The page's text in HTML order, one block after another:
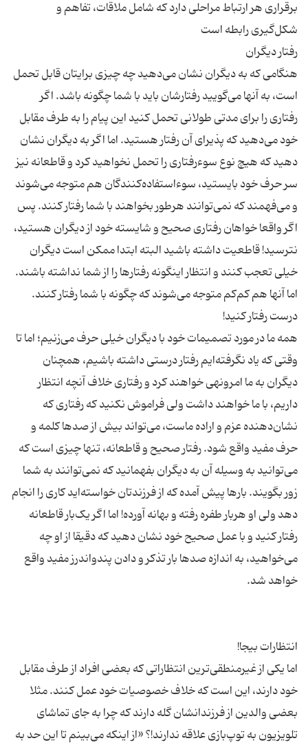
برقراری هر ارتباط مراحلی دارد که شامل ملاقات، تفاهم و
هنگامی که به دیگران نشان می‌دهید چه چیزی برایتان قابل تحمل
است، به آنها می‌گویید رفتارشان باید با شما چگونه باشد. اگر
رفتاری را برای مدتی طولانی تحمل کنید این پیام را به طرف مقابل
خود می‌دهید که پذیرای آن رفتار هستید. اما اگر به دیگران نشان
دهید که هیچ نوع سوءرفتاری را تحمل نخواهید کرد و قاطعانه نیز
سر حرف خود بایستید، سوء‌استفاده‌کنندگان هم متوجه می‌شوند
و می‌فهمند که نمی‌توانند هرطور بخواهند با شما رفتار کنند. پس
اگر واقعا خواهان رفتاری صحیح و شایسته خود از دیگران هستید،
نترسید! قاطعیت داشته باشید البته ابتدا ممکن است دیگران
خیلی تعجب کنند و انتظار اینگونه رفتارها را از شما نداشته باشند.
همه ما در مورد تصمیمات خود با دیگران خیلی حرف می‌زنیم؛ اما تا
وقتی که یاد نگرفته‌ایم رفتار درستی داشته باشیم، همچنان
دیگران به ما امرونهی خواهند کرد و رفتاری خلاف آنچه انتظار
داریم، با ما خواهند داشت ولی فراموش نکنید که رفتاری که
نشان‌دهنده عزم و اراده ماست، ‌می‌تواند بیش از صدها کلمه و
حرف مفید واقع شود. رفتار صحیح و قاطعانه، تنها چیزی است که
می‌توانید به وسیله آن به دیگران بفهمانید که نمی‌توانند به شما
زور بگویند. بارها پیش آمده که از فرزندتان خواسته‌اید کاری را انجام
دهد ولی او هربار طفره رفته و بهانه آورده! اما اگر یک‌بار قاطعانه
رفتار کنید و با عمل صحیح خود نشان دهید که دقیقا از او چه
می‌خواهید، به اندازه صدها بار تذکر و دادن پندواندرز مفید واقع
اما یکی از غیرمنطقی‌ترین انتظاراتی که بعضی افراد از طرف مقابل
خود دارند، این است که خلاف خصوصیات خود عمل کنند. مثلا
بعضی والدین از فرزندانشان گله دارند که چرا به جای تماشای
تلویزیون به توپ‌بازی علاقه ندارند!؟ «از اینکه می‌بینم تا این حد به